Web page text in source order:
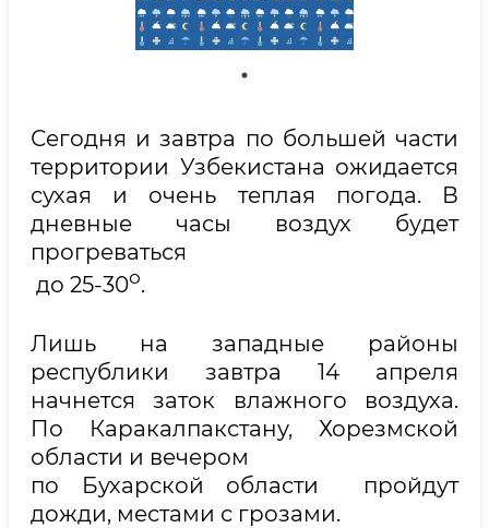
Сегодня и завтра по большей части
территории Узбекистана ожидается
сухая и очень теплая погода. В
дневные часы воздух будет
прогреваться
до 25-30о.
Лишь на западные районы
республики завтра 14 апреля
начнется заток влажного воздуха.
По Каракалпакстану, Хорезмской
области и вечером
по Бухарской области пройдут
дожди, местами с грозами.